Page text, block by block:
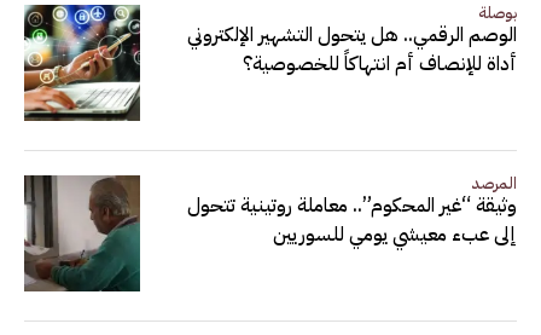
بوصلة
الوصم الرقمي.. هل يتحول التشهير الإلكتروني
أداة للإنصاف أم انتهاكاً للخصوصية؟
المرصد
وثيقة “غير المحكوم”.. معاملة روتينية تتحول
إلى عبء معيشي يومي للسوريين